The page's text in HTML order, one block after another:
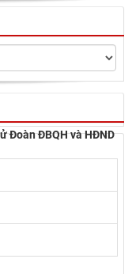
Đoàn ĐBQH và HĐND